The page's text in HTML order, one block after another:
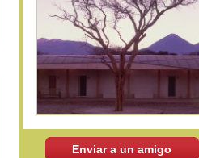
Enviar a un amigo